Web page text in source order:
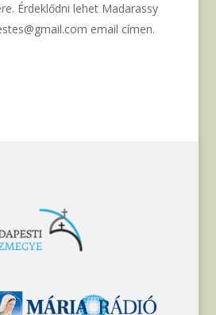
Érdeklődni lehet Madarassy
email címen.